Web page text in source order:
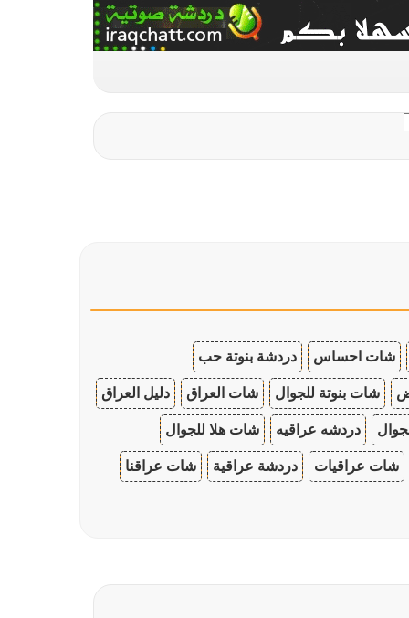
شات احساس دردشة بنوتة حب
شات بنوتة للجوال شات العراق دليل العراق
دردشه عراقيه شات هلا للجوال
شات عراقيات دردشة عراقية شات عراقنا